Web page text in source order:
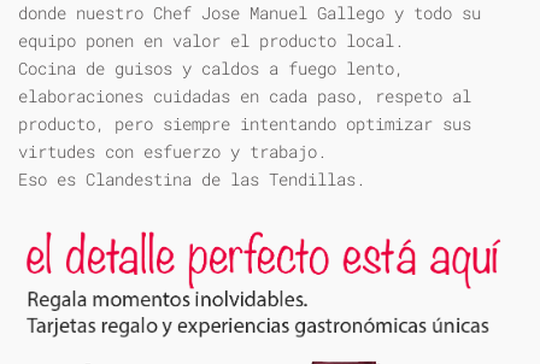
donde nuestro Chef Jose Manuel Gallego y todo su
equipo ponen en valor el producto local.
Cocina de guisos y caldos a fuego lento,
elaboraciones cuidadas en cada paso, respeto al
producto, pero siempre intentando optimizar sus
virtudes con esfuerzo y trabajo.
Eso es Clandestina de las Tendillas.